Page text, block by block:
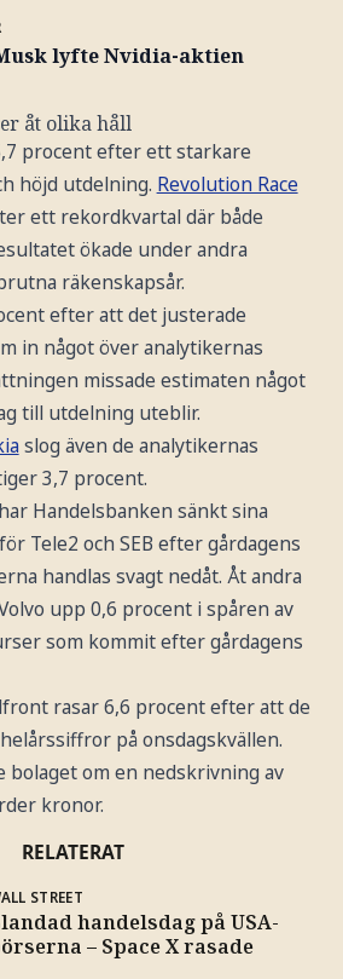
lyfte Nvidia-aktien
åt olika håll
procent efter ett starkare
höjd utdelning. Revolution Race
ett rekordkvartal där både
ökade under andra
räkenskapsår.
efter att det justerade
in något över analytikernas
missade estimaten något
till utdelning uteblir.
slog även de analytikernas
3,7 procent.
har Handelsbanken sänkt sina
Tele2 och SEB efter gårdagens
handlas svagt nedåt. Åt andra
upp 0,6 procent i spåren av
som kommit efter gårdagens
rasar 6,6 procent efter att de
på onsdagskvällen.
bolaget om en nedskrivning av
kronor.
RELATERAT
STREET
handelsdag på USA-
– Space X rasade